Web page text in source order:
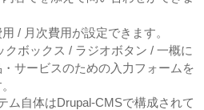
/ 月次費用が設定できます。
クボックス / ラジオボタン / 一概に
サービスのための入力フォームを
ム自体はDrupal-CMSで構成されて